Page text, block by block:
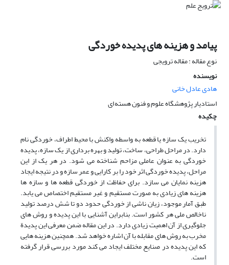
پیامد و هزینه های پدیده خوردگی
نوع مقاله : مقاله ترویجی
نویسنده
هادی عادل خانی
استادیار پژوهشگاه علوم و فنون هسته ای
چکیده
تخریب یک سازه یا قطعه به واسطه واکنش با محیط اطراف، خوردگی نام
دارد. در مراحل طراحی، ساخت، تولید و بهره برداری از یک سازه، پدیده
خوردگی به عنوان عاملی مزاحم شناخته می شود. در هر یک از این
مراحل، پدیده خوردگی اثر خود را بر کارایی و عمر سازه و در نتیجه ایجاد
هزینه نمایان می سازد. برای حفاظت از خوردگی قطعه ها و سازه ها
هزینه های زیادی به صورت مستقیم و غیر مستقیم اختصاص می یابد.
طبق آمار موجود، زیان ناشی از خوردگی حدود دو تا شش درصد تولید
ناخالص ملی هر کشور است. بنابراین آشنایی با این پدیده و روش های
جلوگیری از آن اهمیت زیادی دارد. در این مقاله ضمن معرفی این پدیدة
مخرب به روش های مقابله با آن اشاره خواهد شد. همچنین هزینه هایی
که این پدیده در صنایع مختلف ایجاد می کند مورد بررسی قرار گرفته
است.